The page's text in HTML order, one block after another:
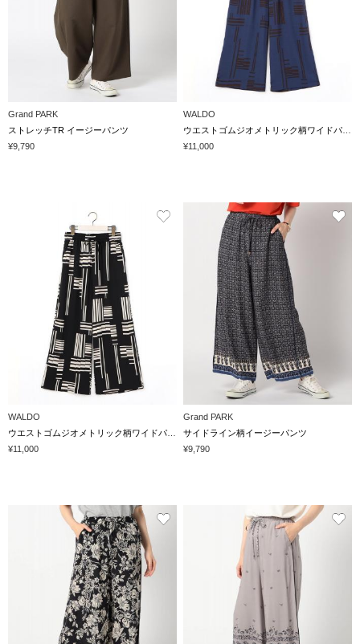
Grand PARK
ストレッチTR イージーパンツ
¥9,790
WALDO
¥11,000
WALDO
¥11,000
Grand PARK
サイドライン柄イージーパンツ
¥9,790